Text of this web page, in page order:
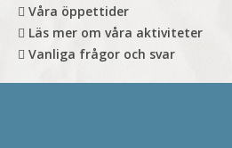
Våra öppettider
Läs mer om våra aktiviteter
Vanliga frågor och svar